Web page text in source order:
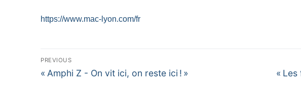
https://www.mac-lyon.com/fr
Navigation
de
PREVIOUS
Previous
« Amphi Z - On vit ici, on reste ici ! »
Next
«